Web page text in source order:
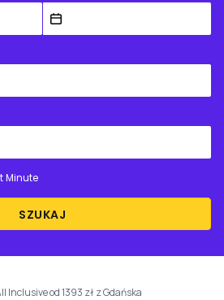
SZUKAJ
Minute
Inclusive od 1393 zł z Gdańska